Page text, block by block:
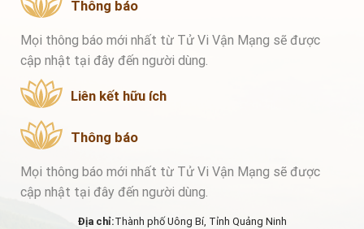
Thông báo
Mọi thông báo mới nhất từ Tử Vi Vận Mạng sẽ được
cập nhật tại đây đến người dùng.
Liên kết hữu ích
Thông báo
Mọi thông báo mới nhất từ Tử Vi Vận Mạng sẽ được
cập nhật tại đây đến người dùng.
Địa chỉ:Thành phố Uông Bí, Tỉnh Quảng Ninh